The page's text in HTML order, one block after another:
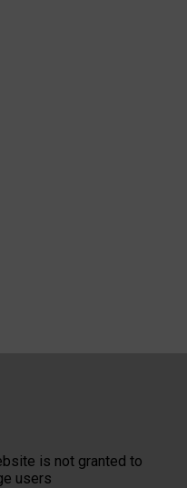
is not granted to
users